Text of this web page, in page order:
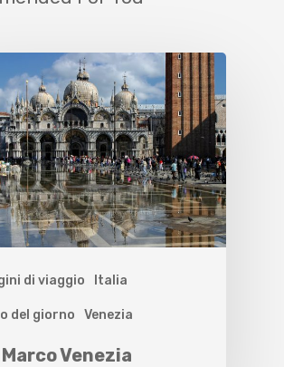
di viaggio Italia
del giorno Venezia
Venezia